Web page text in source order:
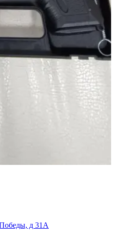
д 31А